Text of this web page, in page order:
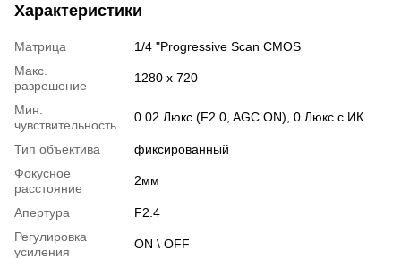
Характеристики
Матрица
1/4 "Progressive Scan CMOS
Макс.
разрешение
1280 х 720
Мин.
чувствительность
0.02 Люкс (F2.0, AGC ON), 0 Люкс с ИК
Тип объектива
фиксированный
Фокусное
расстояние
2мм
Апертура
F2.4
Регулировка
усиления
ON \ OFF